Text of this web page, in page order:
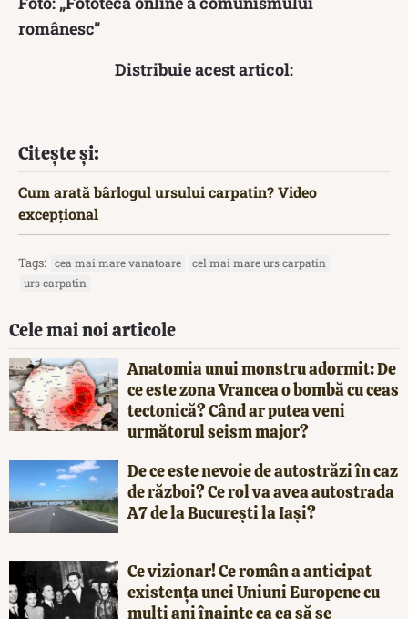
românesc”
Distribuie acest articol:
Citește și:
Cum arată bârlogul ursului carpatin? Video
excepțional
Tags: cea mai mare vanatoare
cel mai mare urs carpatin
urs carpatin
Cele mai noi articole
Anatomia unui monstru adormit: De
ce este zona Vrancea o bombă cu ceas
tectonică? Când ar putea veni
următorul seism major?
De ce este nevoie de autostrăzi în caz
de război? Ce rol va avea autostrada
A7 de la București la Iași?
Ce vizionar! Ce român a anticipat
existența unei Uniuni Europene cu
mulți ani înainte ca ea să se